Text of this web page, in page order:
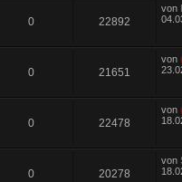
0 22892
von
0 21651
von
0 22478
von
0 20278
von